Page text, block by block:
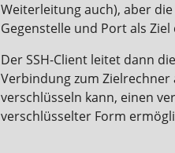
Weiterleitung auch), aber
Gegenstelle und Port als
Der SSH-Client leitet dann
Verbindung zum Zielrechner
verschlüsseln kann, einen
verschlüsselter Form